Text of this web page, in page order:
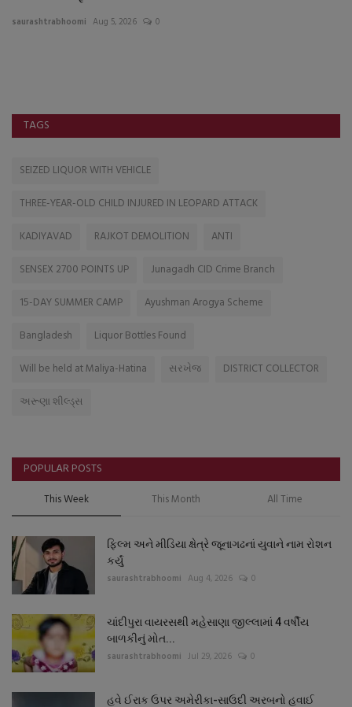
saurashtrabhoomi Aug 5, 2026 0
TAGS
SEIZED LIQUOR WITH VEHICLE
THREE-YEAR-OLD CHILD INJURED IN LEOPARD ATTACK
KADIYAVAD
RAJKOT DEMOLITION
ANTI
SENSEX 2700 POINTS UP
Junagadh CID Crime Branch
15-DAY SUMMER CAMP
Ayushman Arogya Scheme
Bangladesh
Liquor Bottles Found
Will be held at Maliya-Hatina
સરખેજ
DISTRICT COLLECTOR
અરૂણા શીલ્ડ્સ
POPULAR POSTS
This Week This Month All Time
ફિલ્મ અને મીડિયા ક્ષેત્રે જૂનાગઢનાં યુવાને નામ રોશન
કર્યું
saurashtrabhoomi Aug 4, 2026 0
ચાંદીપુરા વાયરસથી મહેસાણા જીલ્લામાં 4 વર્ષીય
બાળકીનું મોત...
saurashtrabhoomi Jul 29, 2026 0
હવે ઈરાક ઉપર અમેરીકા-સાઉદી અરબનો હવાઈ